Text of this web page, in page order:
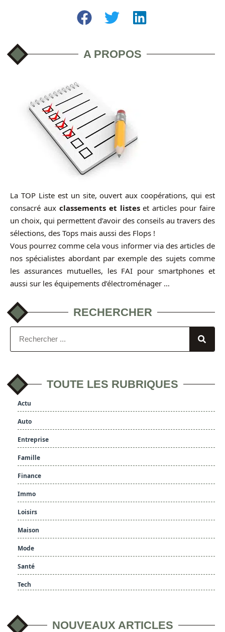
A PROPOS
La TOP Liste est un site, ouvert aux coopérations, qui est
consacré aux classements et listeset articles pour faire
un choix, qui permettent d’avoir des conseils au travers des
sélections, des Tops mais aussi des Flops !
Vous pourrez comme cela vous informer via des articles de
nos spécialistes abordant par exemple des sujets comme
les assurances mutuelles, les FAI pour smartphones et
aussi sur les équipements d’électroménager …
RECHERCHER
TOUTE LES RUBRIQUES
Actu
Auto
Entreprise
Famille
Finance
Immo
Loisirs
Maison
Mode
Santé
Tech
NOUVEAUX ARTICLES